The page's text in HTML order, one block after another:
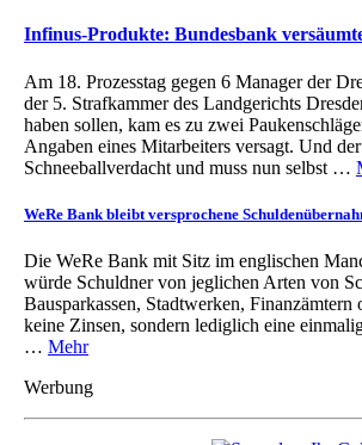
Infinus-Produkte: Bundesbank
Am 18. Prozesstag gegen 6 Manager der
der 5. Strafkammer des Landgerichts
haben sollen, kam es zu zwei
Angaben eines Mitarbeiters versagt. Und
Schneeballverdacht und muss nun selbst …
WeRe Bank bleibt versprochene
Die WeRe Bank mit Sitz im englischen
würde Schuldner von jeglichen Arten von
Bausparkassen, Stadtwerken,
keine Zinsen, sondern lediglich eine
… Mehr
Werbung